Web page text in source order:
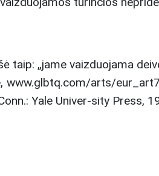
taip: „jame vaizduojama
www.glbtq.com/arts/
Yale Univer-sity Press,